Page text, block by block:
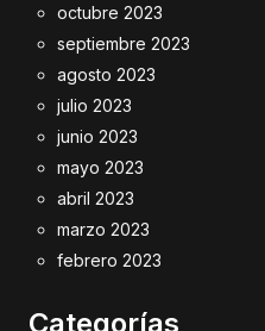
octubre 2023
septiembre 2023
agosto 2023
julio 2023
junio 2023
mayo 2023
abril 2023
marzo 2023
febrero 2023
Categorías